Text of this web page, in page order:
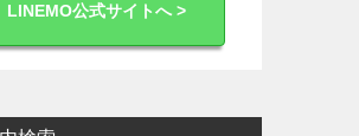
LINEMO公式サイトへ >